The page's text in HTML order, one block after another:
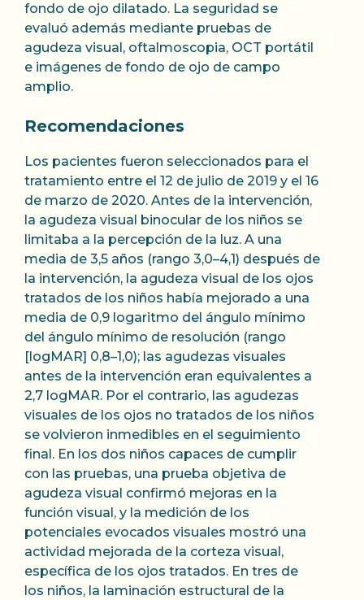
fondo de ojo dilatado. La seguridad se
evaluó además mediante pruebas de
agudeza visual, oftalmoscopia, OCT portátil
e imágenes de fondo de ojo de campo
amplio.
Recomendaciones
Los pacientes fueron seleccionados para el
tratamiento entre el 12 de julio de 2019 y el 16
de marzo de 2020. Antes de la intervención,
la agudeza visual binocular de los niños se
limitaba a la percepción de la luz. A una
media de 3,5 años (rango 3,0–4,1) después de
la intervención, la agudeza visual de los ojos
tratados de los niños había mejorado a una
media de 0,9 logaritmo del ángulo mínimo
del ángulo mínimo de resolución (rango
[logMAR] 0,8–1,0); las agudezas visuales
antes de la intervención eran equivalentes a
2,7 logMAR. Por el contrario, las agudezas
visuales de los ojos no tratados de los niños
se volvieron inmedibles en el seguimiento
final. En los dos niños capaces de cumplir
con las pruebas, una prueba objetiva de
agudeza visual confirmó mejoras en la
función visual, y la medición de los
potenciales evocados visuales mostró una
actividad mejorada de la corteza visual,
específica de los ojos tratados. En tres de
los niños, la laminación estructural de la